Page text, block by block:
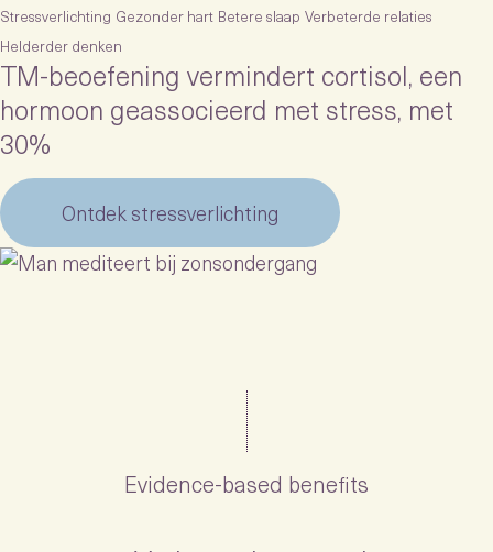
Stressverlichting Gezonder hart Betere slaap Verbeterde relaties
Helderder denken
TM-beoefening vermindert cortisol, een
hormoon geassocieerd met stress, met
30%
Ontdek stressverlichting
Evidence-based benefits